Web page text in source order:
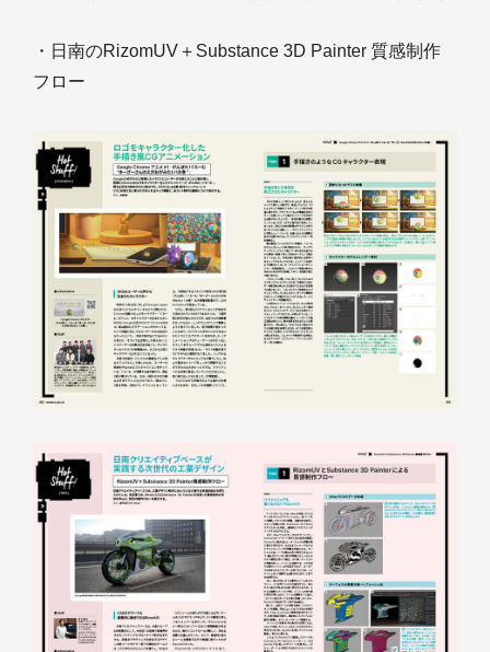
・日南のRizomUV＋Substance 3D Painter 質感制作
フロー